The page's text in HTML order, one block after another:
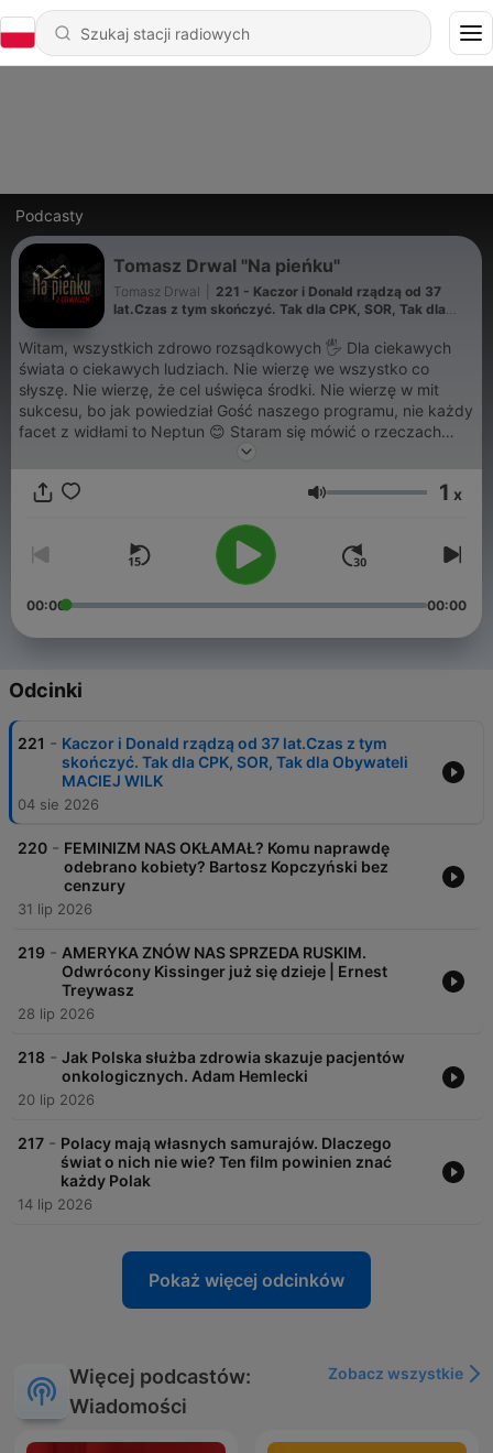
Podcasty
Tomasz Drwal "Na pieńku"
Tomasz Drwal
221 - Kaczor i Donald rządzą od 37
lat.Czas z tym skończyć. Tak dla CPK, SOR, Tak dla
Witam, wszystkich zdrowo rozsądkowych 🖐 Dla ciekawych
świata o ciekawych ludziach. Nie wierzę we wszystko co
słyszę. Nie wierzę, że cel uświęca środki. Nie wierzę w mit
sukcesu, bo jak powiedział Gość naszego programu, nie każdy
facet z widłami to Neptun 😊 Staram się mówić o rzeczach
ważnych i mniej ważnych, na poważnie i na wesoło. Staram się
ale za to zawsze z dozą humoru. Staram się nieustannie
siebie i kanału, który tworzę. Nie mamy problemu z
konstruktywną krytyką i
Głośność 1 x
00:00 00:00
Odcinki
221 - Kaczor i Donald rządzą od 37 lat.Czas z tym
skończyć. Tak dla CPK, SOR, Tak dla Obywateli
MACIEJ WILK
04 sie 2026
220 - FEMINIZM NAS OKŁAMAŁ? Komu naprawdę
odebrano kobiety? Bartosz Kopczyński bez
cenzury
31 lip 2026
219 - AMERYKA ZNÓW NAS SPRZEDA RUSKIM.
Odwrócony Kissinger już się dzieje | Ernest
Treywasz
28 lip 2026
218 - Jak Polska służba zdrowia skazuje pacjentów
onkologicznych. Adam Hemlecki
20 lip 2026
217 - Polacy mają własnych samurajów. Dlaczego
świat o nich nie wie? Ten film powinien znać
każdy Polak
14 lip 2026
Pokaż więcej odcinków
Więcej podcastów:
Wiadomości
Zobacz wszystkie